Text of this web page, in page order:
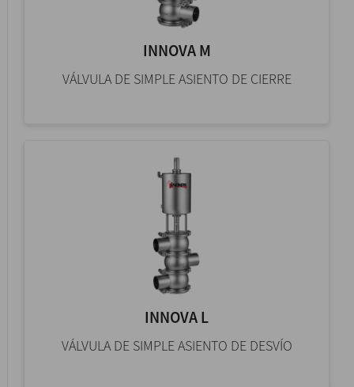
INNOVA M
VÁLVULA DE SIMPLE ASIENTO DE CIERRE
INNOVA L
VÁLVULA DE SIMPLE ASIENTO DE DESVÍO